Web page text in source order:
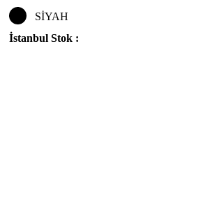
SİYAH
İstanbul Stok :